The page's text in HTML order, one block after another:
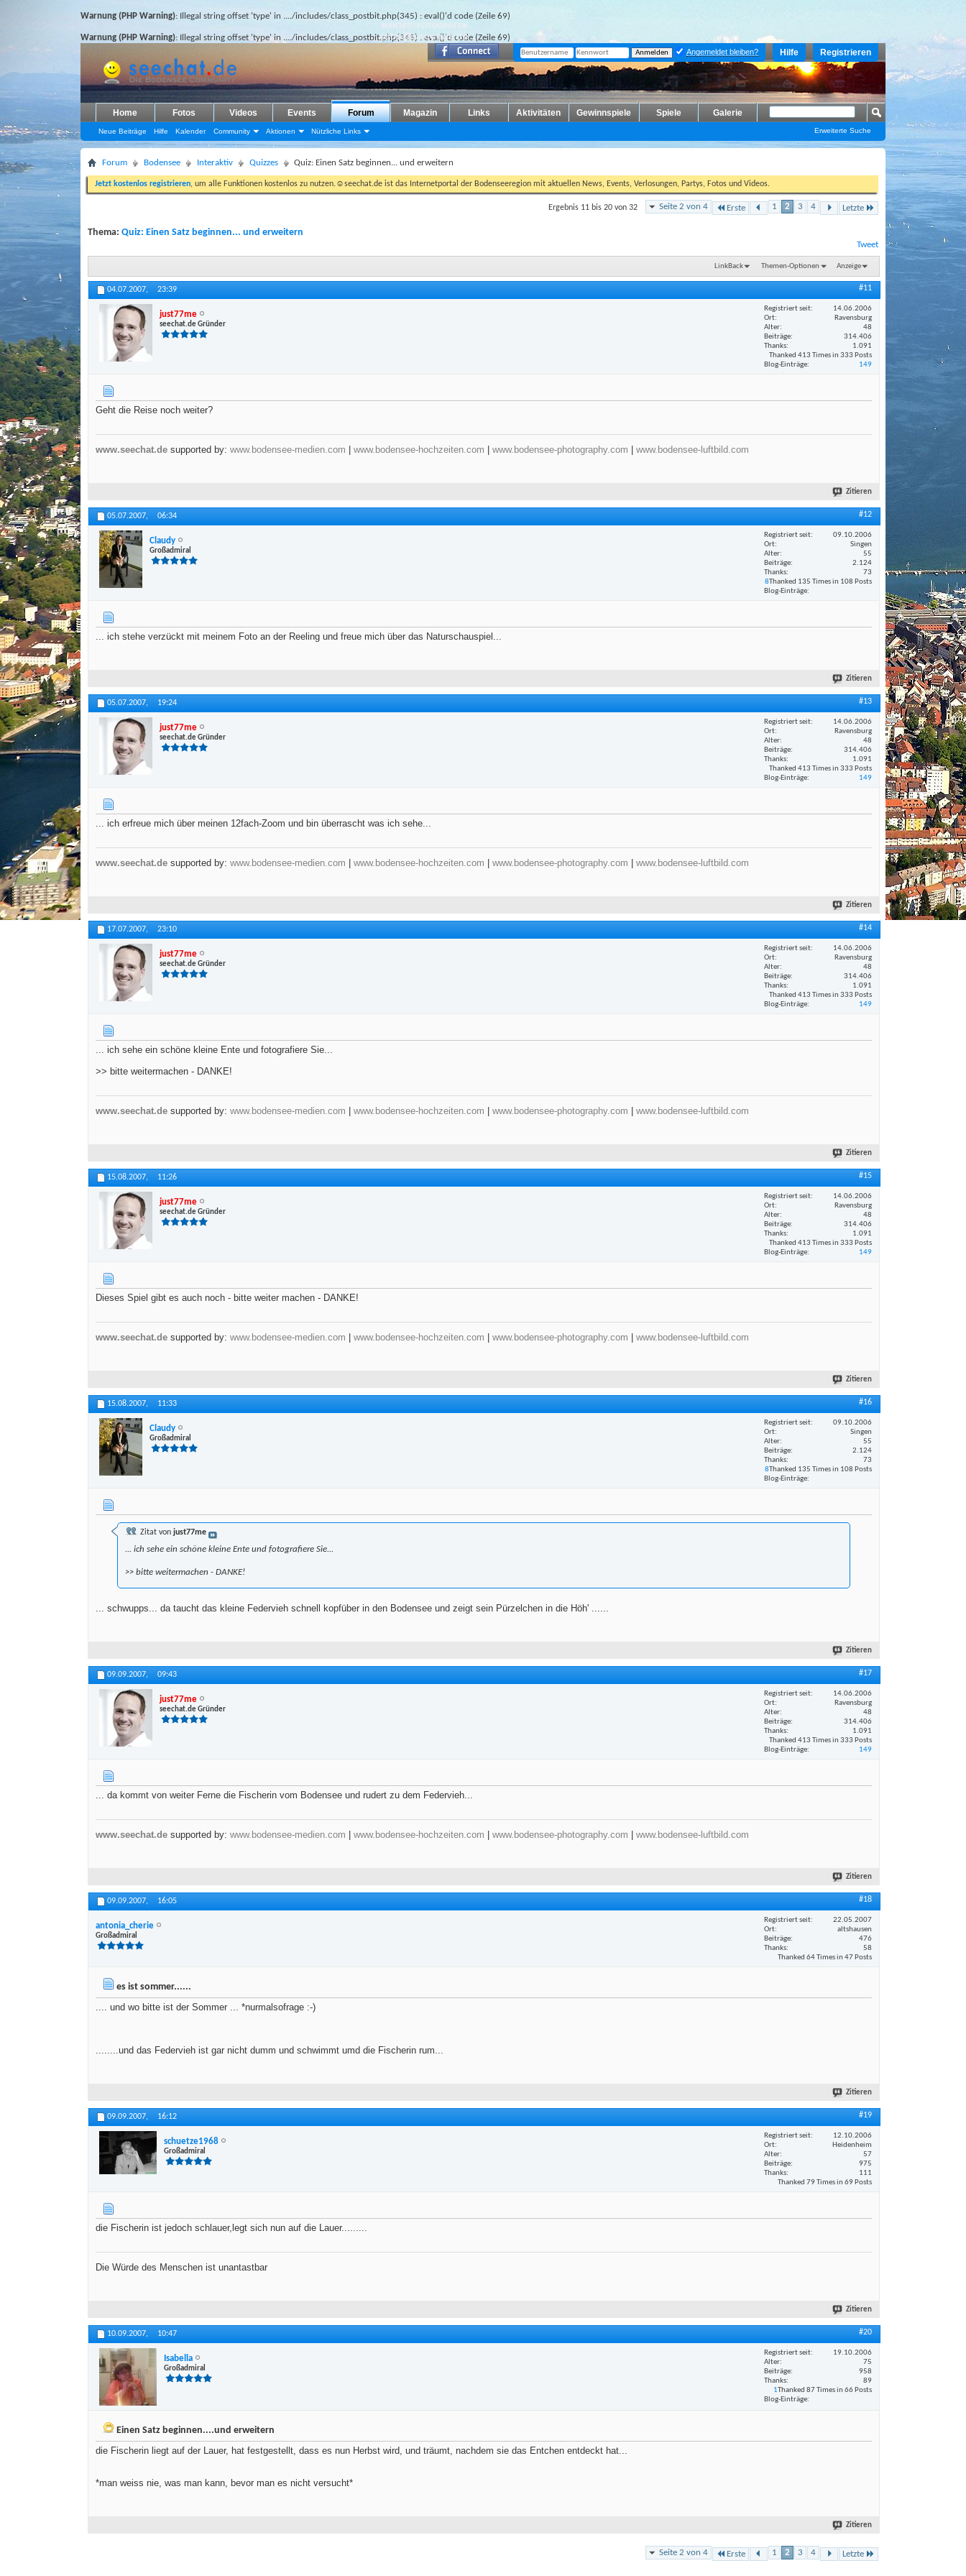
Warnung (PHP Warning): Illegal string offset 'type' in ..../includes/class_postbit.php(345) : eval()'d code (Zeile 69)
Warnung (PHP Warning): Illegal string offset 'type' in ..../includes/class_postbit.php(345) : eval()'d code (Zeile 69)
Registrieren
Hilfe
Angemeldet bleiben?
Home Fotos Videos Events Forum
Neue Beiträge Hilfe Kalender Community Aktionen Nützliche Links
Magazin Links Aktivitäten Gewinnspiele Spiele Galerie
Erweiterte Suche
Forum Bodensee Interaktiv Quizzes Quiz: Einen Satz beginnen... und erweitern
Jetzt kostenlos registrieren, um alle Funktionen kostenlos zu nutzen.☺seechat.de ist das Internetportal der Bodenseeregion mit aktuellen News, Events, Verlosungen, Partys, Fotos und Videos.
Seite 2 von 4 Erste 1 2 3 4 Letzte
Ergebnis 11 bis 20 von 32
Thema: Quiz: Einen Satz beginnen... und erweitern
Tweet
LinkBack Themen-Optionen Anzeige
04.07.2007, 23:39 #11
just77me
seechat.de Gründer
Registriert seit
14.06.2006
Ort
Ravensburg
Alter
48
Beiträge
314.406
Thanks
1.091
Thanked 413 Times in 333 Posts
Blog-Einträge
149
Geht die Reise noch weiter?
www.seechat.de supported by: www.bodensee-medien.com www.bodensee-hochzeiten.com www.bodensee-photography.com www.bodensee-luftbild.com
Zitieren
05.07.2007, 06:34 #12
Claudy
Großadmiral
Registriert seit
09.10.2006
Ort
Singen
Alter
55
Beiträge
2.124
Thanks
73
Thanked 135 Times in 108 Posts
Blog-Einträge
8
... ich stehe verzückt mit meinem Foto an der Reeling und freue mich über das Naturschauspiel...
Zitieren
05.07.2007, 19:24 #13
just77me
seechat.de Gründer
Registriert seit
14.06.2006
Ort
Ravensburg
Alter
48
Beiträge
314.406
Thanks
1.091
Thanked 413 Times in 333 Posts
Blog-Einträge
149
... ich erfreue mich über meinen 12fach-Zoom und bin überrascht was ich sehe...
www.seechat.de supported by: www.bodensee-medien.com www.bodensee-hochzeiten.com www.bodensee-photography.com www.bodensee-luftbild.com
Zitieren
17.07.2007, 23:10 #14
just77me
seechat.de Gründer
Registriert seit
14.06.2006
Ort
Ravensburg
Alter
48
Beiträge
314.406
Thanks
1.091
Thanked 413 Times in 333 Posts
Blog-Einträge
149
... ich sehe ein schöne kleine Ente und fotografiere Sie...
>> bitte weitermachen - DANKE!
www.seechat.de supported by: www.bodensee-medien.com www.bodensee-hochzeiten.com www.bodensee-photography.com www.bodensee-luftbild.com
Zitieren
15.08.2007, 11:26 #15
just77me
seechat.de Gründer
Registriert seit
14.06.2006
Ort
Ravensburg
Alter
48
Beiträge
314.406
Thanks
1.091
Thanked 413 Times in 333 Posts
Blog-Einträge
149
Dieses Spiel gibt es auch noch - bitte weiter machen - DANKE!
www.seechat.de supported by: www.bodensee-medien.com www.bodensee-hochzeiten.com www.bodensee-photography.com www.bodensee-luftbild.com
Zitieren
15.08.2007, 11:33 #16
Claudy
Großadmiral
Registriert seit
09.10.2006
Ort
Singen
Alter
55
Beiträge
2.124
Thanks
73
Thanked 135 Times in 108 Posts
Blog-Einträge
8
Zitat von just77me
... ich sehe ein schöne kleine Ente und fotografiere Sie...
>> bitte weitermachen - DANKE!
... schwupps... da taucht das kleine Federvieh schnell kopfüber in den Bodensee und zeigt sein Pürzelchen in die Höh' ......
Zitieren
09.09.2007, 09:43 #17
just77me
seechat.de Gründer
Registriert seit
14.06.2006
Ort
Ravensburg
Alter
48
Beiträge
314.406
Thanks
1.091
Thanked 413 Times in 333 Posts
Blog-Einträge
149
... da kommt von weiter Ferne die Fischerin vom Bodensee und rudert zu dem Federvieh...
www.seechat.de supported by: www.bodensee-medien.com www.bodensee-hochzeiten.com www.bodensee-photography.com www.bodensee-luftbild.com
Zitieren
09.09.2007, 16:05 #18
antonia_cherie
Großadmiral
Registriert seit
22.05.2007
Ort
altshausen
Beiträge
476
Thanks
58
Thanked 64 Times in 47 Posts
es ist sommer......
.... und wo bitte ist der Sommer ... *nurmalsofrage :-)
........und das Federvieh ist gar nicht dumm und schwimmt umd die Fischerin rum...
Zitieren
09.09.2007, 16:12 #19
schuetze1968
Großadmiral
Registriert seit
12.10.2006
Ort
Heidenheim
Alter
57
Beiträge
975
Thanks
111
Thanked 79 Times in 69 Posts
die Fischerin ist jedoch schlauer,legt sich nun auf die Lauer.........
Die Würde des Menschen ist unantastbar
Zitieren
10.09.2007, 10:47 #20
Isabella
Großadmiral
Registriert seit
19.10.2006
Alter
75
Beiträge
958
Thanks
89
Thanked 87 Times in 66 Posts
Blog-Einträge
1
Einen Satz beginnen....und erweitern
die Fischerin liegt auf der Lauer, hat festgestellt, dass es nun Herbst wird, und träumt, nachdem sie das Entchen entdeckt hat...
*man weiss nie, was man kann, bevor man es nicht versucht*
Zitieren
Seite 2 von 4 Erste 1 2 3 4 Letzte